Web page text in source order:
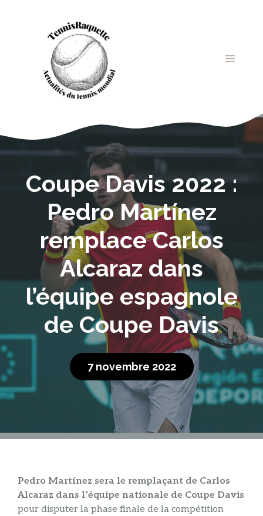
MENU
Coupe Davis 2022 :
Pedro Martínez
remplace Carlos
Alcaraz dans
l’équipe espagnole
de Coupe Davis
7 novembre 2022
Pedro Martínez sera le remplaçant de Carlos
Alcaraz dans l’équipe nationale de Coupe Davis
pour disputer la phase finale de la compétition